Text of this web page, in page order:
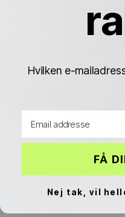
SPAR 247KR
1.650kr
Hvilken e-
FÅ
Nej tak, vil